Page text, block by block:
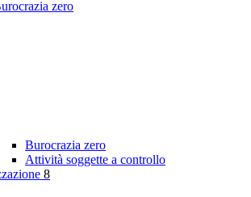
zero
Burocrazia zero
Attività soggette a controllo
8